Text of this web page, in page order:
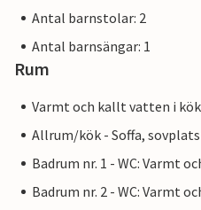
Antal barnstolar: 2
Antal barnsängar: 1
Rum
Varmt och kallt vatten i
Allrum/kök - Soffa,
Badrum nr. 1 - WC: Varmt
Badrum nr. 2 - WC: Varmt